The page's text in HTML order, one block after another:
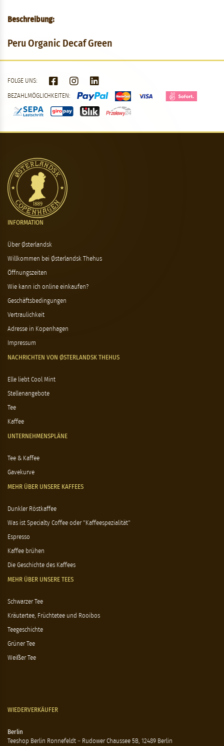
Beschreibung:
Peru Organic Decaf Green
FOLGE UNS:
BEZAHLMÖGLICHKEITEN:
INFORMATION
Über Østerlandsk
Willkommen bei Østerlandsk Thehus
Öffnungszeiten
Wie kann ich online einkaufen?
Geschäftsbedingungen
Vertraulichkeit
Adresse in Kopenhagen
Impressum
NACHRICHTEN VON ØSTERLANDSK THEHUS
Elle liebt Cool Mint
Stellenangebote
Tee
Kaffee
UNTERNEHMENSPLÄNE
Tee & Kaffee
Gavekurve
MEHR ÜBER UNSERE KAFFEES
Dunkler Röstkaffee
Was ist Specialty Coffee oder "Kaffeespezialität"
Espresso
Kaffee brühen
Die Geschichte des Kaffees
MEHR ÜBER UNSERE TEES
Schwarzer Tee
Kräutertee, Früchtetee und Rooibos
Teegeschichte
Grüner Tee
Weißer Tee
WIEDERVERKÄUFER
Berlin
Teeshop Berlin Ronnefeldt – Rudower Chaussee 5B, 12489 Berlin